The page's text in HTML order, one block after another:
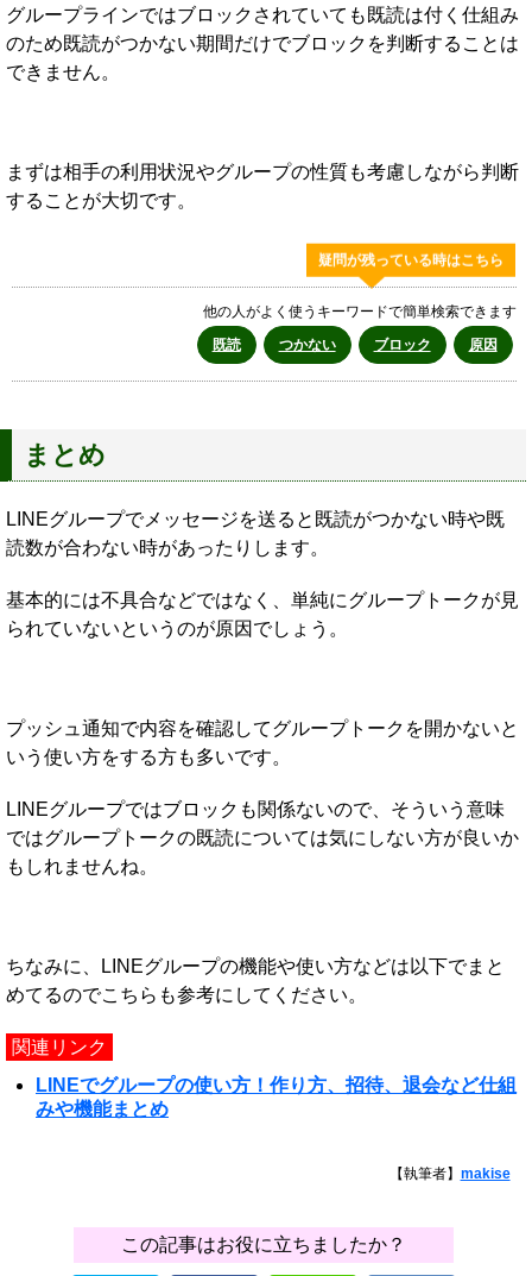
グループラインではブロックされていても既読は付く仕組み
のため既読がつかない期間だけでブロックを判断することは
できません。
まずは相手の利用状況やグループの性質も考慮しながら判断
することが大切です。
疑問が残っている時はこちら
他の人がよく使うキーワードで簡単検索できます
既読
つかない ブロック 原因
まとめ
LINEグループでメッセージを送ると既読がつかない時や既
読数が合わない時があったりします。
基本的には不具合などではなく、単純にグループトークが見
られていないというのが原因でしょう。
プッシュ通知で内容を確認してグループトークを開かないと
いう使い方をする方も多いです。
LINEグループではブロックも関係ないので、そういう意味
ではグループトークの既読については気にしない方が良いか
もしれませんね。
ちなみに、LINEグループの機能や使い方などは以下でまと
めてるのでこちらも参考にしてください。
関連リンク
LINEでグループの使い方！作り方、招待、退会など仕組
みや機能まとめ
【執筆者】 makise
この記事はお役に立ちましたか？